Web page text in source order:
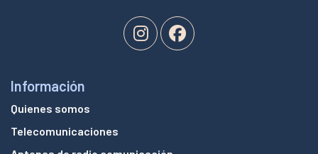
Información
Quienes somos
Telecomunicaciones